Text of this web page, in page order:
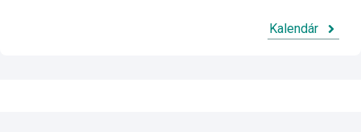
Kalendár